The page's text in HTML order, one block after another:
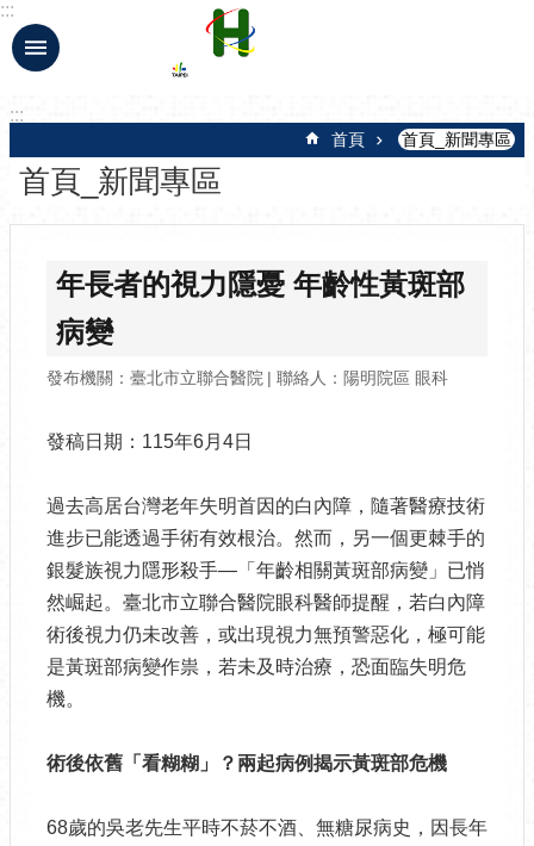
跳到主要內容區塊
:::
:::
首頁 首頁_新聞專區
首頁_新聞專區
年長者的視力隱憂 年齡性黃斑部
病變
發布機關：臺北市立聯合醫院 聯絡人：陽明院區 眼科
發稿日期：115年6月4日
過去高居台灣老年失明首因的白內障，隨著醫療技術
進步已能透過手術有效根治。然而，另一個更棘手的
銀髮族視力隱形殺手—「年齡相關黃斑部病變」已悄
然崛起。臺北市立聯合醫院眼科醫師提醒，若白內障
術後視力仍未改善，或出現視力無預警惡化，極可能
是黃斑部病變作祟，若未及時治療，恐面臨失明危
機。
術後依舊「看糊糊」？兩起病例揭示黃斑部危機
68歲的吳老先生平時不菸不酒、無糖尿病史，因長年